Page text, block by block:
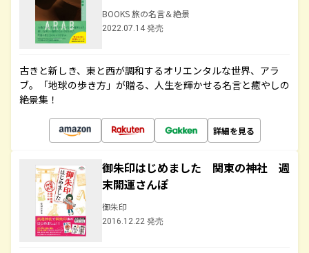
BOOKS 旅の名言＆絶景
2022.07.14 発売
古きと新しき、東と西が調和するオリエンタルな世界、アラ
ブ。「地球の歩き方」が贈る、人生を輝かせる名言と癒やしの
絶景集！
詳細を見る
御朱印はじめました 関東の神社 週
末開運さんぽ
御朱印
2016.12.22 発売